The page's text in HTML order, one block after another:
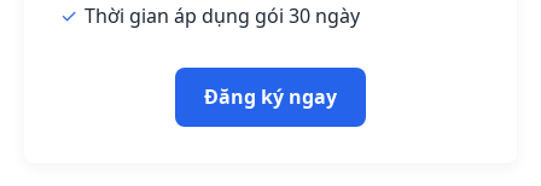
Thời gian áp dụng gói 30 ngày
Đăng ký ngay